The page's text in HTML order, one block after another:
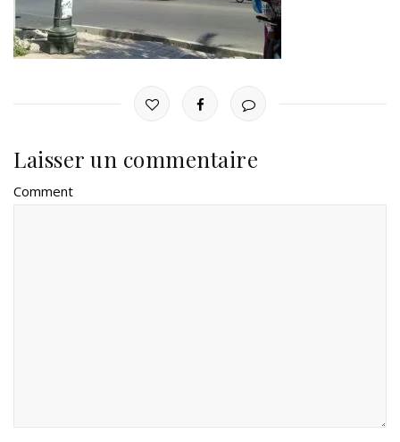
Laisser un commentaire
Comment